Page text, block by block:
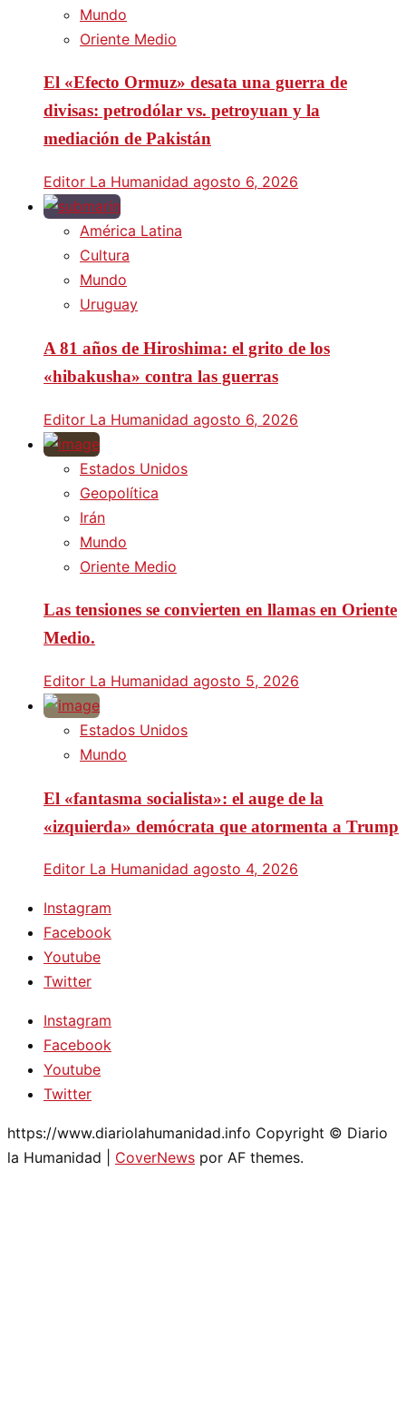
Mundo
Oriente Medio
El «Efecto Ormuz» desata una guerra de
divisas: petrodólar vs. petroyuan y la
mediación de Pakistán
Editor La Humanidad agosto 6, 2026
América Latina
Cultura
Mundo
Uruguay
A 81 años de Hiroshima: el grito de los
«hibakusha» contra las guerras
Editor La Humanidad agosto 6, 2026
Estados Unidos
Geopolítica
Irán
Mundo
Oriente Medio
Las tensiones se convierten en llamas en Oriente
Medio.
Editor La Humanidad agosto 5, 2026
Estados Unidos
Mundo
El «fantasma socialista»: el auge de la
«izquierda» demócrata que atormenta a Trump
Editor La Humanidad agosto 4, 2026
Instagram
Facebook
Youtube
Twitter
Instagram
Facebook
Youtube
Twitter
https://www.diariolahumanidad.info Copyright © Diario
la Humanidad
CoverNews por AF themes.